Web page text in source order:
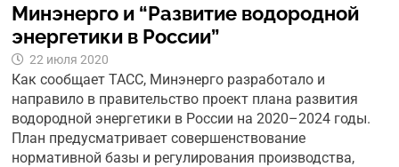
Минэнерго и “Развитие водородной
энергетики в России”
22 июля 2020
Как сообщает ТАСС, Минэнерго разработало и
направило в правительство проект плана развития
водородной энергетики в России на 2020–2024 годы.
План предусматривает совершенствование
нормативной базы и регулирования производства,